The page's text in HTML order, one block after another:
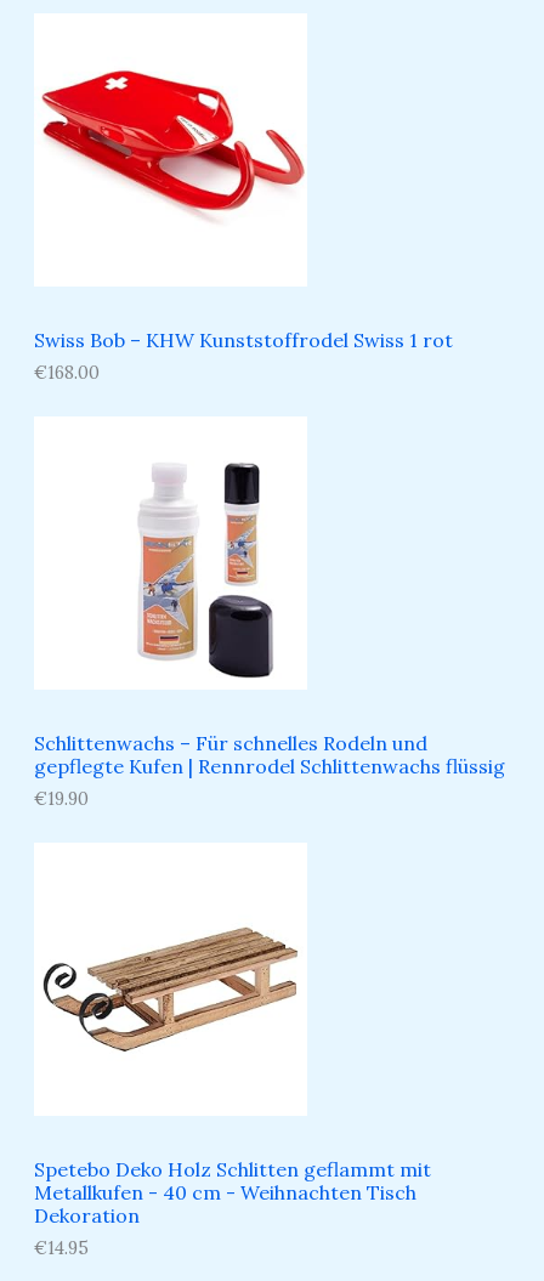
Swiss Bob – KHW Kunststoffrodel Swiss 1 rot
€168.00
Schlittenwachs – Für schnelles Rodeln und
gepflegte Kufen​ | Rennrodel Schlittenwachs flüssig
€19.90
Spetebo Deko Holz Schlitten geflammt mit
Metallkufen - 40 cm - Weihnachten Tisch
Dekoration
€14.95